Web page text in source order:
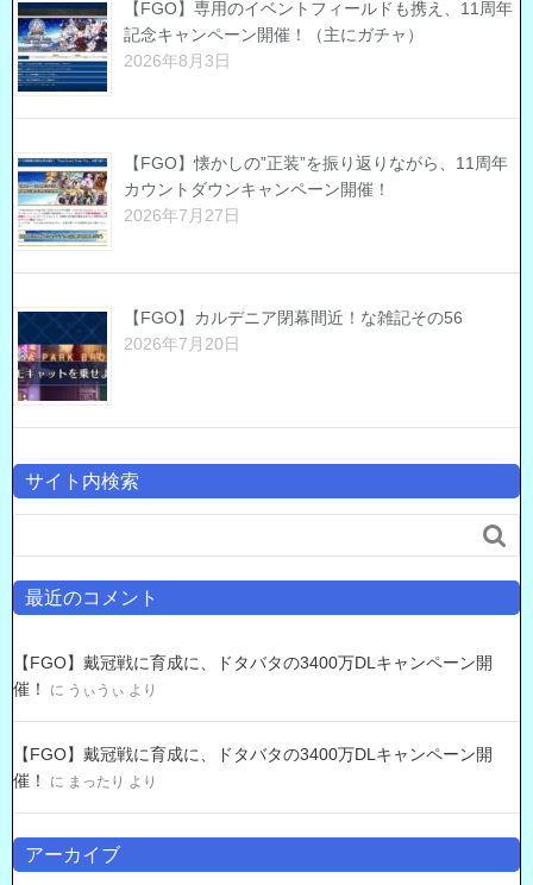
【FGO】専用のイベントフィールドも携え、11周年
記念キャンペーン開催！（主にガチャ）
2026年8月3日
【FGO】懐かしの”正装”を振り返りながら、11周年
カウントダウンキャンペーン開催！
2026年7月27日
【FGO】カルデニア閉幕間近！な雑記その56
2026年7月20日
サイト内検索

最近のコメント
【FGO】戴冠戦に育成に、ドタバタの3400万DLキャンペーン開
催！
に うぃうぃ より
【FGO】戴冠戦に育成に、ドタバタの3400万DLキャンペーン開
催！
に まったり より
アーカイブ